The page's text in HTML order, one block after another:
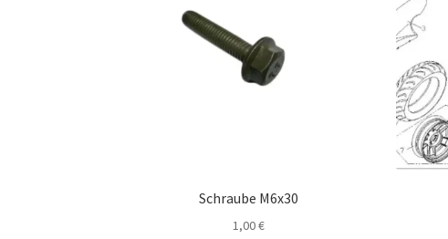
Schraube M6x30
1,00€